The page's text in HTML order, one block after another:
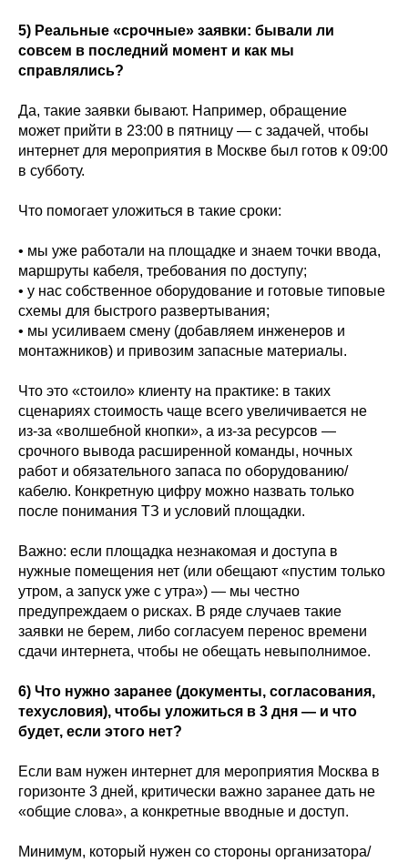
5) Реальные «срочные» заявки: бывали ли
совсем в последний момент и как мы
справлялись?
Да, такие заявки бывают. Например, обращение
может прийти в 23:00 в пятницу — с задачей, чтобы
интернет для мероприятия в Москве был готов к 09:00
в субботу.
Что помогает уложиться в такие сроки:
• мы уже работали на площадке и знаем точки ввода,
маршруты кабеля, требования по доступу;
• у нас собственное оборудование и готовые типовые
схемы для быстрого развертывания;
• мы усиливаем смену (добавляем инженеров и
монтажников) и привозим запасные материалы.
Что это «стоило» клиенту на практике: в таких
сценариях стоимость чаще всего увеличивается не
из‑за «волшебной кнопки», а из‑за ресурсов —
срочного вывода расширенной команды, ночных
работ и обязательного запаса по оборудованию/
кабелю. Конкретную цифру можно назвать только
после понимания ТЗ и условий площадки.
Важно: если площадка незнакомая и доступа в
нужные помещения нет (или обещают «пустим только
утром, а запуск уже с утра») — мы честно
предупреждаем о рисках. В ряде случаев такие
заявки не берем, либо согласуем перенос времени
сдачи интернета, чтобы не обещать невыполнимое.
6) Что нужно заранее (документы, согласования,
техусловия), чтобы уложиться в 3 дня — и что
будет, если этого нет?
Если вам нужен интернет для мероприятия Москва в
горизонте 3 дней, критически важно заранее дать не
«общие слова», а конкретные вводные и доступ.
Минимум, который нужен со стороны организатора/